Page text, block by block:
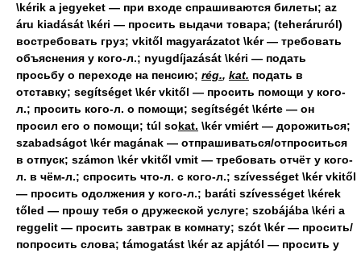
\kérik a jegyeket — при входе спрашиваются билеты; az
áru kiadását \kéri — просить выдачи товара; (teheráruról)
востребовать груз; vkitől magyarázatot \kér — требовать
объяснения у кого-л.; nyugdíjazását \kéri — подать
просьбу о переходе на пенсию; rég., kat. подать в
отставку; segítséget \kér vkitől — просить помощи у кого-
л.; просить кого-л. о помощи; segítségét \kérte — он
просил его о помощи; túl sokat. \kér vmiért — дорожиться;
szabadságot \kér magának — отпрашиваться/отпроситься
в отпуск; számon \kér vkitől vmit — требовать отчёт у кого-
л. в чём-л.; спросить что-л. с кого-л.; szívességet \kér vkitől
— просить одолжения у кого-л.; baráti szívességet \kérek
tőled — прошу тебя о дружеской услуге; szobájába \kéri a
reggelit — просить завтрак в комнату; szót \kér — просить/
попросить слова; támogatást \kér az apjától — просить у